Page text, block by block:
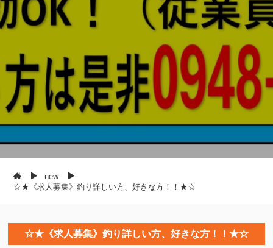
new
☆★《求人募集》釣り詳しい方、好きな方！！★☆
☆★《求人募集》釣り詳しい方、好きな方！！★☆